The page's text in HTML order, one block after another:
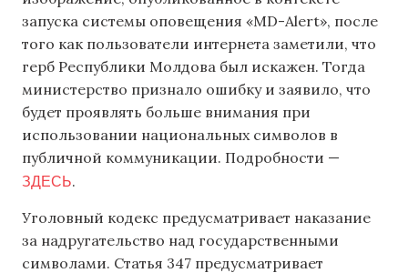
запуска системы оповещения «MD-Alert», после
того как пользователи интернета заметили, что
герб Республики Молдова был искажен. Тогда
министерство признало ошибку и заявило, что
будет проявлять больше внимания при
использовании национальных символов в
публичной коммуникации. Подробности —
ЗДЕСЬ.
Уголовный кодекс предусматривает наказание
за надругательство над государственными
символами. Статья 347 предусматривает